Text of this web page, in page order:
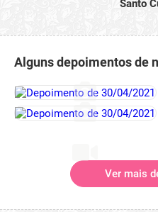
Santo
Alguns depoimentos de
Ver mais